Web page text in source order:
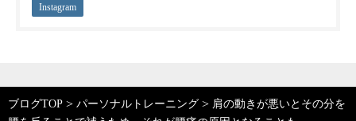
Instagram
ブログTOP > パーソナルトレーニング > 肩の動きが悪いとその分を